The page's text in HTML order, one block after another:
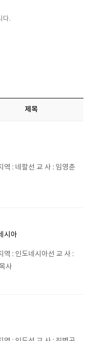
다.
제목
역 : 네팔선 교 사 : 임영춘
시아
역 : 인도네시아선 교 사 :
사